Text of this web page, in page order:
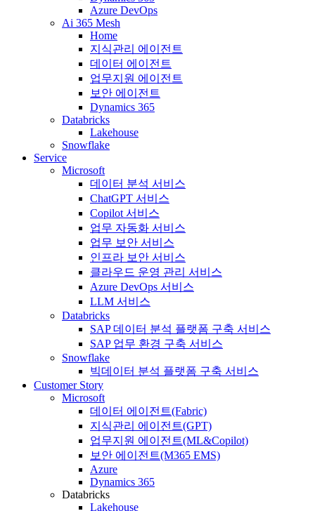
Azure DevOps
Ai 365 Mesh
Home
지식관리 에이전트
데이터 에이전트
업무지원 에이전트
보안 에이전트
Dynamics 365
Databricks
Lakehouse
Snowflake
Service
Microsoft
데이터 분석 서비스
ChatGPT 서비스
Copilot 서비스
업무 자동화 서비스
업무 보안 서비스
인프라 보안 서비스
클라우드 운영 관리 서비스
Azure DevOps 서비스
LLM 서비스
Databricks
SAP 데이터 분석 플랫폼 구축 서비스
SAP 업무 환경 구축 서비스
Snowflake
빅데이터 분석 플랫폼 구축 서비스
Customer Story
Microsoft
데이터 에이전트(Fabric)
지식관리 에이전트(GPT)
업무지원 에이전트(ML&Copilot)
보안 에이전트(M365 EMS)
Azure
Dynamics 365
Databricks
Lakehouse